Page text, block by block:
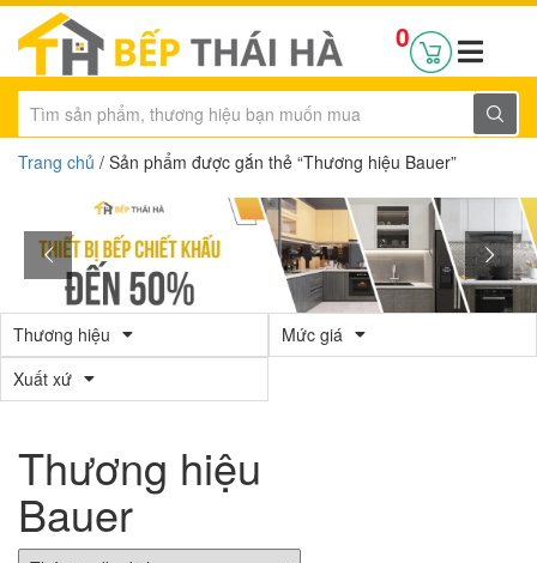
0
Trang chủ / Sản phẩm được gắn thẻ “Thương hiệu Bauer”
Thương hiệu
Mức giá
Xuất xứ
Thương hiệu
Bauer